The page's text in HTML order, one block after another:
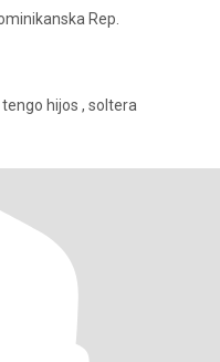
Rep.
hijos , soltera